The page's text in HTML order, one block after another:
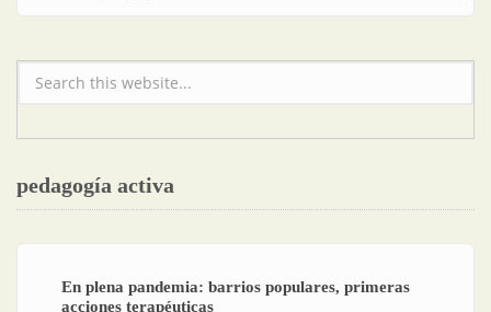
Formulario de búsqueda
pedagogía activa
En plena pandemia: barrios populares, primeras
acciones terapéuticas